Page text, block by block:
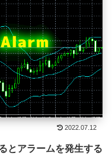
2022.07.12
とアラームを発生する